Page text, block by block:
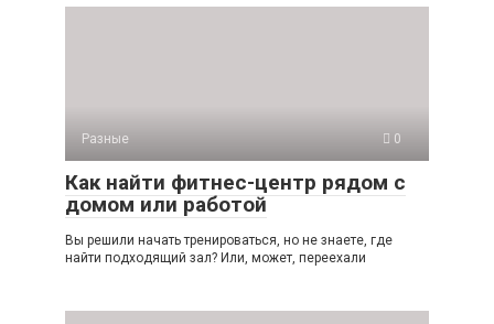
Разные 0
Как найти фитнес-центр рядом с
домом или работой
Вы решили начать тренироваться, но не знаете, где
найти подходящий зал? Или, может, переехали